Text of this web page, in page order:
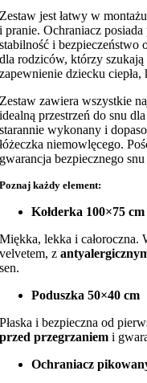
Zestaw jest łatwy w
i pranie. Ochraniacz
stabilność i bezpieczeństwo
dla rodziców, którzy
zapewnienie dziecku
Zestaw zawiera wszystkie
idealną przestrzeń do snu
starannie wykonany i
łóżeczka niemowlęcego.
gwarancja bezpiecznego
Poznaj każdy element:
Kołderka 100×75
Miękka, lekka i całoroczna.
velvetem, z
sen.
Poduszka 50×40 cm
Płaska i bezpieczna od
przed przegrzaniem i
Ochraniacz